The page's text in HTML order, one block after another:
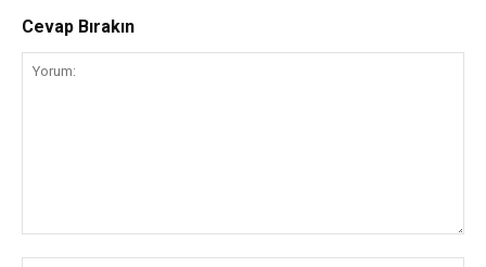
Cevap Bırakın